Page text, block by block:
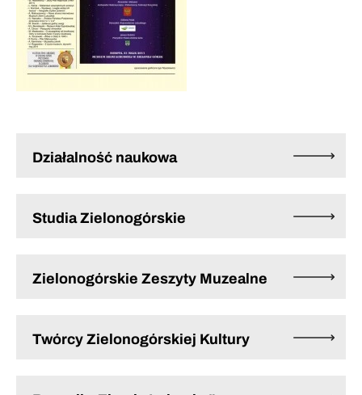
Działalność naukowa
Studia Zielonogórskie
Zielonogórskie Zeszyty Muzealne
Twórcy Zielonogórskiej Kultury